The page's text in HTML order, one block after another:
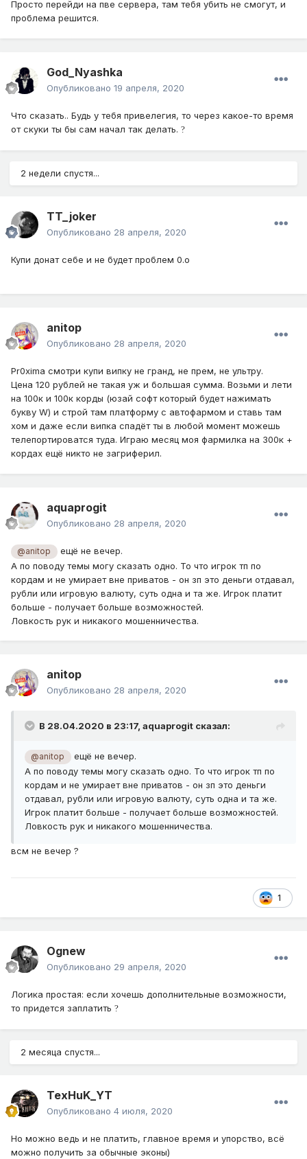
Просто перейди на пве сервера, там тебя убить не смогут, и
проблема решится.
God_Nyashka
Опубликовано 19 апреля, 2020
Что сказать.. Будь у тебя привелегия, то через какое-то время
от скуки ты бы сам начал так делать. ?
2 недели спустя...
TT_joker
Опубликовано 28 апреля, 2020
Купи донат себе и не будет проблем 0.о
anitop
Опубликовано 28 апреля, 2020
Pr0xima смотри купи випку не гранд, не прем, не ультру.
Цена 120 рублей не такая уж и большая сумма. Возьми и лети
на 100к и 100к корды (юзай софт который будет нажимать
букву W) и строй там платформу с автофармом и ставь там
хом и даже если випка спадёт ты в любой момент можешь
телепортироватся туда. Играю месяц моя фармилка на 300к +
кордах ещё никто не загриферил.
aquaprogit
Опубликовано 28 апреля, 2020
@anitop
ещё не вечер.
А по поводу темы могу сказать одно. То что игрок тп по
кордам и не умирает вне приватов - он зп это деньги отдавал,
рубли или игровую валюту, суть одна и та же. Игрок платит
больше - получает больше возможностей.
Ловкость рук и никакого мошенничества.
anitop
Опубликовано 28 апреля, 2020
В 28.04.2020 в 23:17, aquaprogit сказал:
@anitop
ещё не вечер.
А по поводу темы могу сказать одно. То что игрок тп по
кордам и не умирает вне приватов - он зп это деньги
отдавал, рубли или игровую валюту, суть одна и та же.
Игрок платит больше - получает больше возможностей.
Ловкость рук и никакого мошенничества.
всм не вечер ?
1
Ognew
Опубликовано 29 апреля, 2020
Логика простая: если хочешь дополнительные возможности,
то придется заплатить ?
2 месяца спустя...
TexHuK_YT
Опубликовано 4 июля, 2020
Но можно ведь и не платить, главное время и упорство, всё
можно получить за обычные эконы)